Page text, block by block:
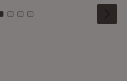
Zu Kachel: 0
Zu Kachel: 1
Zu Kachel: 2
Zu Kachel: 3